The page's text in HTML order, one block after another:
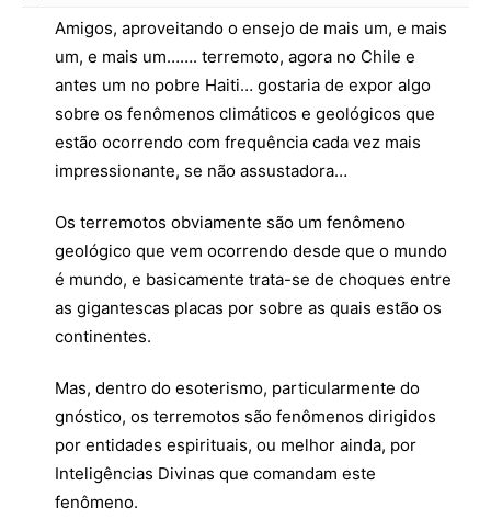
Amigos, aproveitando o ensejo de mais um, e mais
um, e mais um……. terremoto, agora no Chile e
antes um no pobre Haiti… gostaria de expor algo
sobre os fenômenos climáticos e geológicos que
estão ocorrendo com frequência cada vez mais
impressionante, se não assustadora…
Os terremotos obviamente são um fenômeno
geológico que vem ocorrendo desde que o mundo
é mundo, e basicamente trata-se de choques entre
as gigantescas placas por sobre as quais estão os
continentes.
Mas, dentro do esoterismo, particularmente do
gnóstico, os terremotos são fenômenos dirigidos
por entidades espirituais, ou melhor ainda, por
Inteligências Divinas que comandam este
fenômeno.